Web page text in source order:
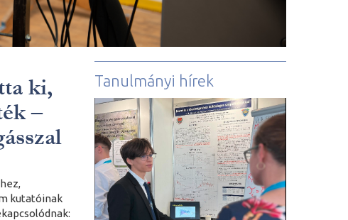
ki,
–
kutatóinak
Tanulmányi hírek